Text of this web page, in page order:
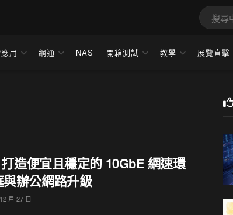
用 網通 NAS 開箱測試 教學 展覽直擊
造便宜且穩定的 10GbE 網速環
辦公網路升級
月 27 日